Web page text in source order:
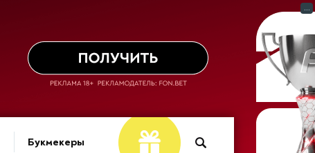
Букмекеры
Фрибет
...